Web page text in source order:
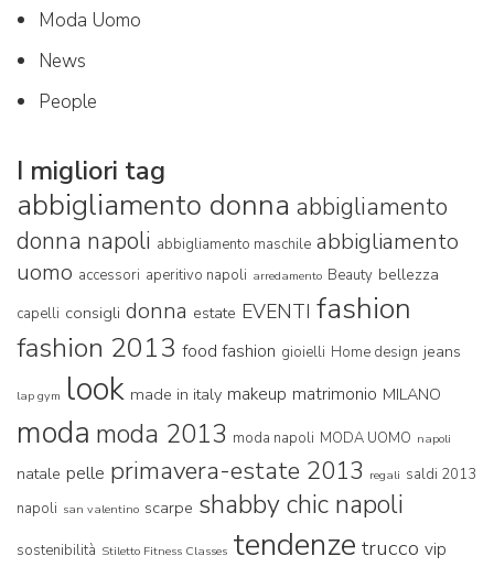
Moda Uomo
News
People
I migliori tag
abbigliamento donna abbigliamento
donna napoli abbigliamento maschile abbigliamento
uomo accessori aperitivo napoli arredamento Beauty bellezza
capelli consigli donna estate EVENTI fashion
fashion 2013 food fashion gioielli Home design jeans
lap gym look made in italy makeup matrimonio MILANO
moda moda 2013 moda napoli MODA UOMO napoli
natale pelle primavera-estate 2013 regali saldi 2013
napoli san valentino scarpe shabby chic napoli
sostenibilità Stiletto Fitness Classes tendenze trucco vip